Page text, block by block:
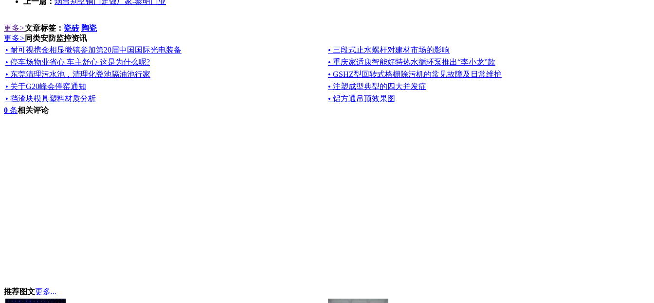
更多>文章标签： 瓷砖 陶瓷
更多> 同类安防监控资讯
• 耐可视携金相显微镜参加第20届中国国际光电装备
• 三段式止水螺杆对建材市场的影响
• 停车场物业省心 车主舒心 这是为什么呢?
• 重庆家适康智能好特热水循环泵推出“李小龙”款
• 东莞清理污水池，清理化粪池隔油池行家
• GSHZ型回转式格栅除污机的常见故障及日常维护
• 关于G20峰会停窑通知
• 注塑成型典型的四大并发症
• 挡渣块模具塑料材质分析
• 铝方通吊顶效果图
0 条相关评论
推荐图文更多...